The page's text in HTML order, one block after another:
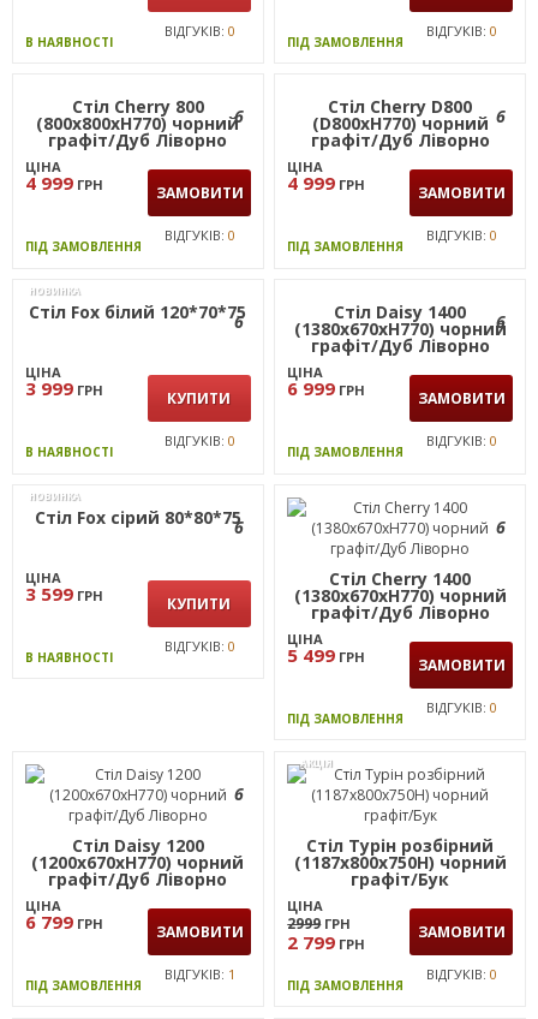
В НАЯВНОСТІ
ВІДГУКІВ: 0
ПІД ЗАМОВЛЕННЯ
ВІДГУКІВ: 0
6
графіт/Дуб Ліворно
ЦІНА
ЗАМОВИТИ
6
Стіл Cherry D800
(D800хН770) чорний
графіт/Дуб Ліворно
ЦІНА
4 999 ГРН ЗАМОВИТИ
ПІД ЗАМОВЛЕННЯ
ВІДГУКІВ: 0
6
Стіл Fox білий 120*70*75
ЦІНА
3 999 ГРН КУПИТИ
В НАЯВНОСТІ
ВІДГУКІВ:0
6
Стіл Daisy 1400
(1380х670хН770) чорний
графіт/Дуб Ліворно
6 999 ГРН ЗАМОВИТИ
ПІД ЗАМОВЛЕННЯ
ВІДГУКІВ:0
ЦІНА
3 599 ГРН КУПИТИ
В НАЯВНОСТІ
ВІДГУКІВ:
Стіл Cherry 1400
(1380х670хН770) чорний
графіт/Дуб Ліворно
ЦІНА
5 499 ГРН ЗАМОВИТИ
ПІД ЗАМОВЛЕННЯ
ВІДГУКІВ:0